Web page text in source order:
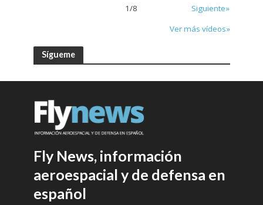
1/8
Siguiente»
Ver más vídeos»
Sígueme
Fly News, información
aeroespacial y de defensa en
español